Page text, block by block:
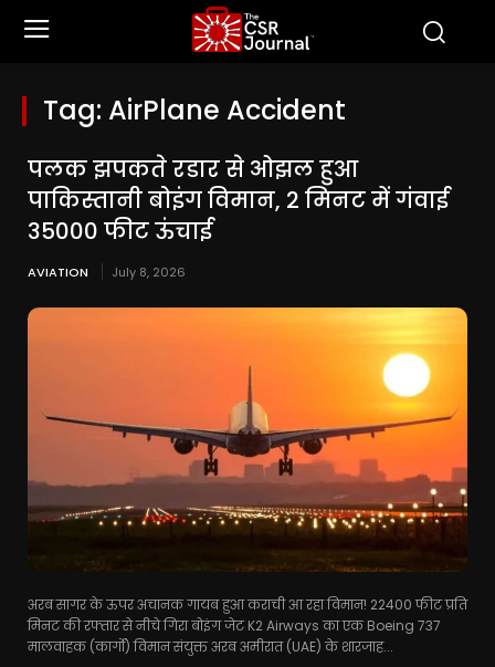
Tag: AirPlane Accident
पलक झपकते रडार से ओझल हुआ
पाकिस्तानी बोइंग विमान, 2 मिनट में गंवाई
35000 फीट ऊंचाई
AVIATION July 8, 2026
अरब सागर के ऊपर अचानक गायब हुआ कराची आ रहा विमान! 22400 फीट प्रति
मिनट की रफ्तार से नीचे गिरा बोइंग जेट K2 Airways का एक Boeing 737
मालवाहक (कार्गो) विमान संयुक्त अरब अमीरात (UAE) के शारजाह...